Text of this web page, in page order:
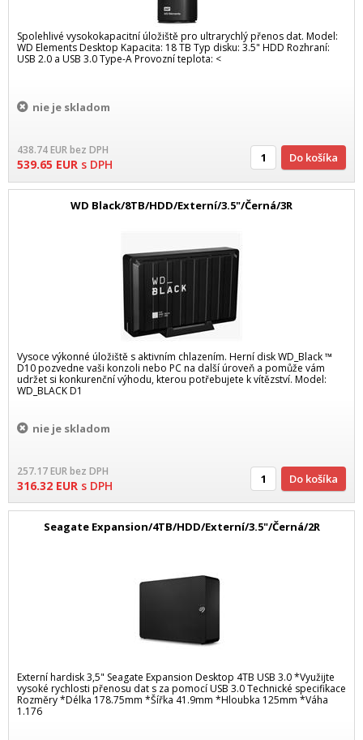
Spolehlivé vysokokapacitní úložiště pro ultrarychlý přenos dat. Model:
WD Elements Desktop Kapacita: 18 TB Typ disku: 3.5" HDD Rozhraní:
USB 2.0 a USB 3.0 Type-A Provozní teplota: <
nie je skladom
438.74EURbez DPH
539.65 EUR s DPH Do košíka
WD Black/8TB/HDD/Externí/3.5"/Černá/3R
Vysoce výkonné úložiště s aktivním chlazením. Herní disk WD_Black ™
D10 pozvedne vaši konzoli nebo PC na další úroveň a pomůže vám
udržet si konkurenční výhodu, kterou potřebujete k vítězství. Model:
WD_BLACK D1
nie je skladom
257.17EURbez DPH
316.32 EUR s DPH Do košíka
Seagate Expansion/4TB/HDD/Externí/3.5"/Černá/2R
Externí hardisk 3,5" Seagate Expansion Desktop 4TB USB 3.0 *Využijte
vysoké rychlosti přenosu dat s za pomocí USB 3.0 Technické specifikace
Rozměry *Délka 178.75mm *Šířka 41.9mm *Hloubka 125mm *Váha
1.176